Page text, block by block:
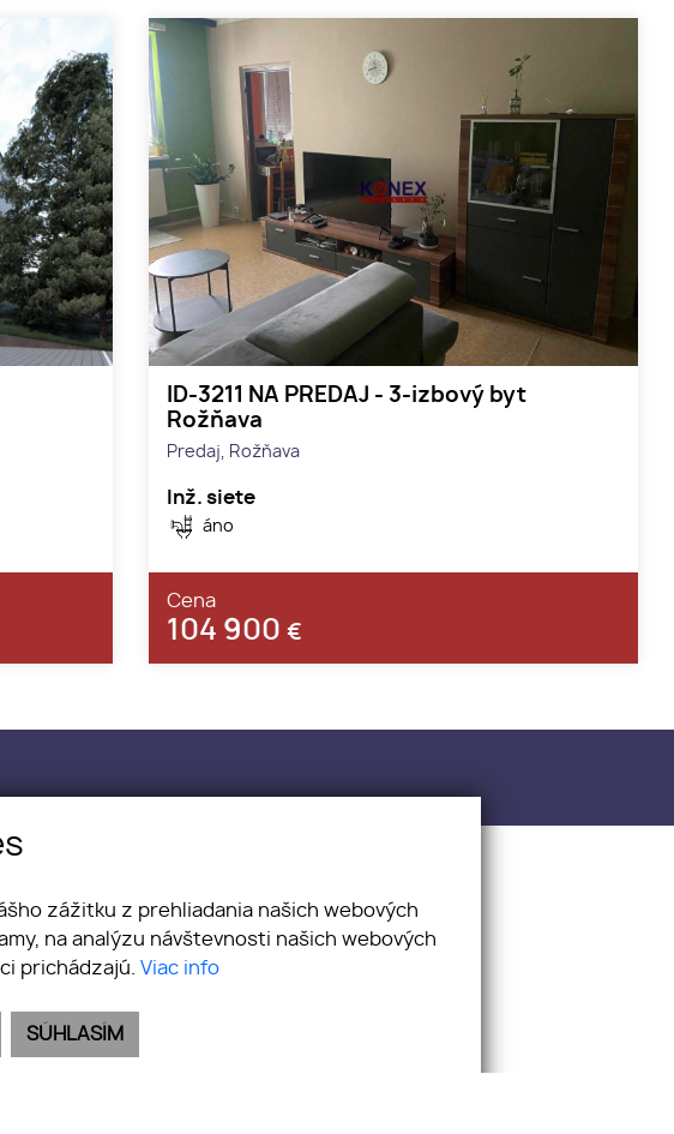
ID-3211 NA PREDAJ - 3-izbový byt
Rožňava
Predaj, Rožňava
Inž. siete
áno
Cena
104 900 €
PREDAŤ
zážitku z prehliadania našich webových
na analýzu návštevnosti našich webových
prichádzajú. Viac info
SÚHLASÍM